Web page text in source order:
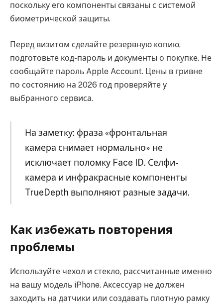
поскольку его компоненты связаны с системой
биометрической защиты.
Перед визитом сделайте резервную копию,
подготовьте код-пароль и документы о покупке. Не
сообщайте пароль Apple Account. Цены в гривне
по состоянию на 2026 год проверяйте у
выбранного сервиса.
На заметку: фраза «фронтальная
камера снимает нормально» не
исключает поломку Face ID. Селфи-
камера и инфракрасные компоненты
TrueDepth выполняют разные задачи.
Как избежать повторения
проблемы
Используйте чехол и стекло, рассчитанные именно
на вашу модель iPhone. Аксессуар не должен
заходить на датчики или создавать плотную рамку